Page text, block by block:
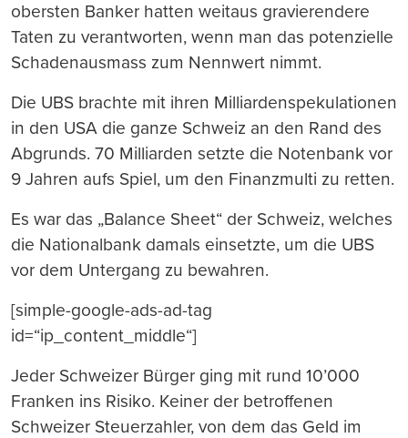
obersten Banker hatten weitaus gravierendere
Taten zu verantworten, wenn man das potenzielle
Schadenausmass zum Nennwert nimmt.
Die UBS brachte mit ihren Milliardenspekulationen
in den USA die ganze Schweiz an den Rand des
Abgrunds. 70 Milliarden setzte die Notenbank vor
9 Jahren aufs Spiel, um den Finanzmulti zu retten.
Es war das „Balance Sheet“ der Schweiz, welches
die Nationalbank damals einsetzte, um die UBS
vor dem Untergang zu bewahren.
[simple-google-ads-ad-tag
id=“ip_content_middle“]
Jeder Schweizer Bürger ging mit rund 10’000
Franken ins Risiko. Keiner der betroffenen
Schweizer Steuerzahler, von dem das Geld im